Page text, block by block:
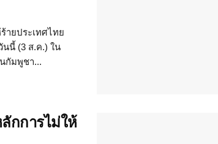
ายประเทศไทย
นนี้ (3 ส.ค.) ใน
กัมพูชา...
กการไม่ให้